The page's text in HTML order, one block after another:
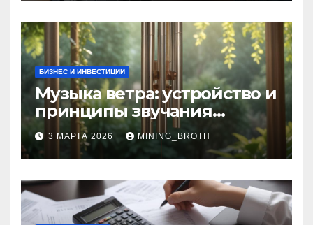
БИЗНЕС И ИНВЕСТИЦИИ
Музыка ветра: устройство и
принципы звучания
колокольчиков
3 МАРТА 2026 MINING_BROTH